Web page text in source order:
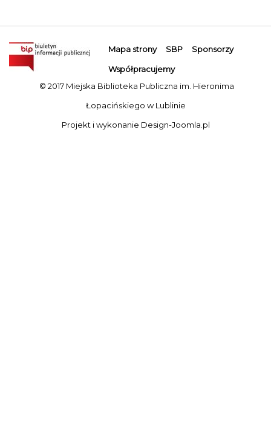
Mapa strony SBP Sponsorzy
Współpracujemy
© 2017 Miejska Biblioteka Publiczna im. Hieronima
Łopacińskiego w Lublinie
Projekt i wykonanie Design-Joomla.pl